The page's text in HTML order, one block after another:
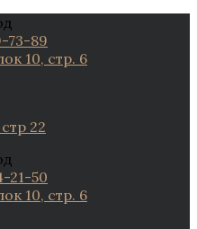
73-89
10, стр. 6
22
21-50
10, стр. 6